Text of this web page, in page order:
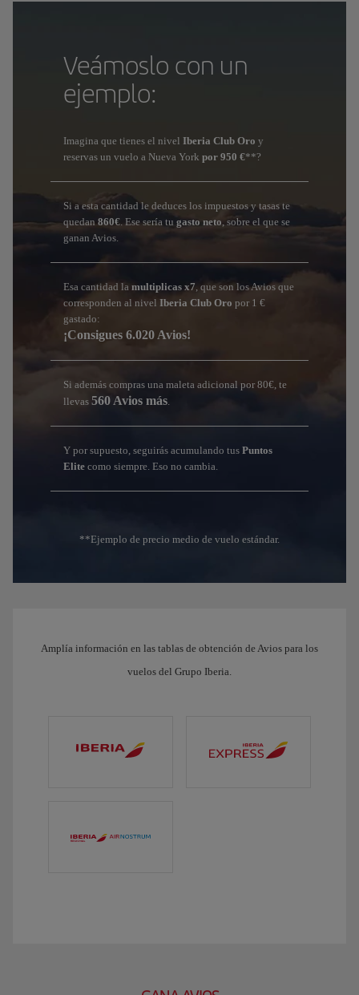
Veámoslo con un
ejemplo:
Imagina que tienes el nivelIberia Club Oro y
reservas un vuelo a Nueva Yorkpor 950 €**?
Si a esta cantidad le deduces los impuestos y tasas te
quedan860€. Ese sería tugasto neto, sobre el que se
ganan Avios.
Esa cantidad lamultiplicas x7, que son los Avios que
corresponden al nivelIberia Club Oro por 1 €
gastado:
¡Consigues 6.020 Avios!
Si además compras una maleta adicional por 80€, te
llevas560 Avios más.
Y por supuesto, seguirás acumulando tusPuntos
Elite como siempre. Eso no cambia.
**Ejemplo de precio medio de vuelo estándar.
Amplía información en las tablas de obtención de Avios para los
vuelos del Grupo Iberia.